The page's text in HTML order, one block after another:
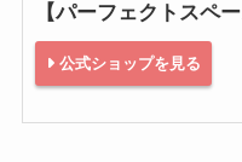
【パーフェクトスペ
公式ショップを見る